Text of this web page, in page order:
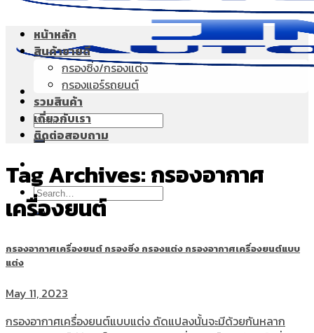
Search
for:
Search
for:
หน้าหลัก
สินค้าขายดี
กรองซิ่ง/กรองแต่ง
กรองแอร์รถยนต์
รวมสินค้า
เกี่ยวกับเรา
ติดต่อสอบถาม
Tag Archives:กรองอากาศ
เครื่องยนต์
กรองอากาศเครื่องยนต์ กรองซิ่ง กรองแต่ง กรองอากาศเครื่องยนต์แบบ
แต่ง
May 11, 2023
กรองอากาศเครื่องยนต์แบบแต่ง ดัดแปลงนั้นจะมีด้วยกันหลาก